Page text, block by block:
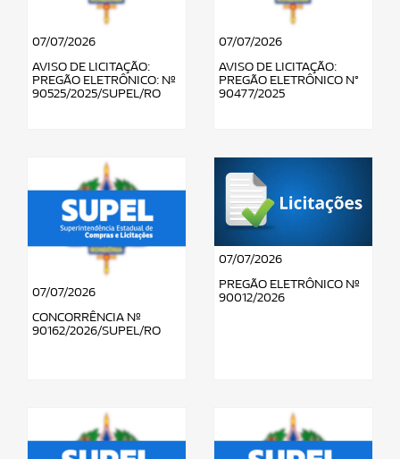
07/07/2026
AVISO DE LICITAÇÃO:
PREGÃO ELETRÔNICO: Nº
90525/2025/SUPEL/RO
07/07/2026
AVISO DE LICITAÇÃO:
PREGÃO ELETRÔNICO N°
90477/2025
07/07/2026
CONCORRÊNCIA Nº
90162/2026/SUPEL/RO
07/07/2026
PREGÃO ELETRÔNICO Nº
90012/2026